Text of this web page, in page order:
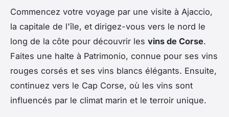
Commencez votre voyage par une visite à Ajaccio,
la capitale de l'île, et dirigez-vous vers le nord le
long de la côte pour découvrir les vins de Corse.
Faites une halte à Patrimonio, connue pour ses vins
rouges corsés et ses vins blancs élégants. Ensuite,
continuez vers le Cap Corse, où les vins sont
influencés par le climat marin et le terroir unique.